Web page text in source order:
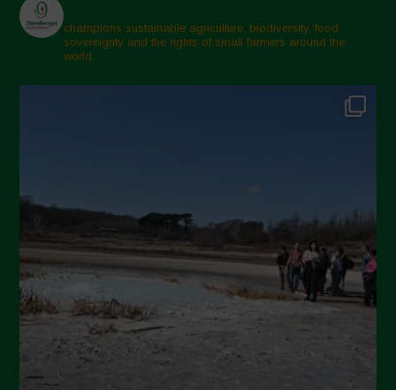
champions sustainable agriculture, biodiversity, food
sovereignty and the rights of small farmers around the
world.